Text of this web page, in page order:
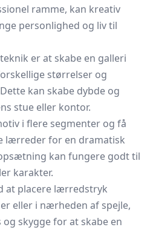
ramme, kan kreativ
personlighed og liv til
er at skabe en galleri
størrelser og
kan skabe dybde og
stue eller kontor.
i flere segmenter og få
lærreder for en dramatisk
kan fungere godt til
karakter.
at placere lærredstryk
eller i nærheden af spejle,
skygge for at skabe en